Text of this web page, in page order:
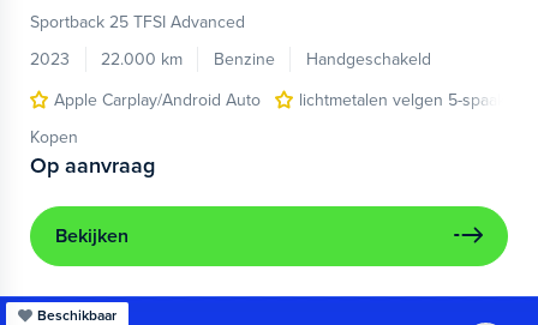
Sportback 25 TFSI Advanced
2023
22.000 km Benzine
Handgeschakeld
Apple Carplay/Android Auto
lichtmetalen velgen 5-spaaks
Kopen
Op aanvraag
Bekijken
Beschikbaar